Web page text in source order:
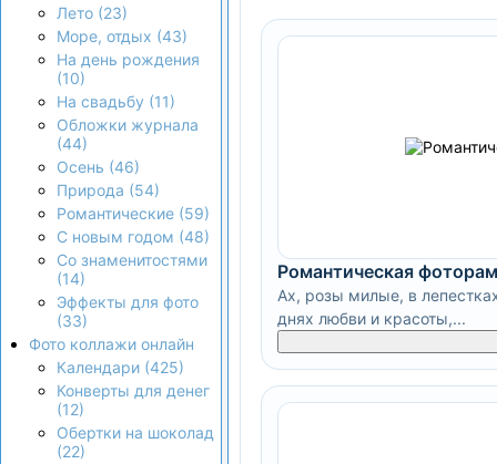
Лето (23)
Море, отдых (43)
На день рождения
(10)
На свадьбу (11)
Обложки журнала
(44)
Осень (46)
Природа (54)
Романтические (59)
С новым годом (48)
Со знаменитостями
(14)
Эффекты для фото
(33)
Фото коллажи онлайн
Календари (425)
Конверты для денег
(12)
Обертки на шоколад
(22)
Романтическая
Ах, розы милые, в
днях любви и красоты,...